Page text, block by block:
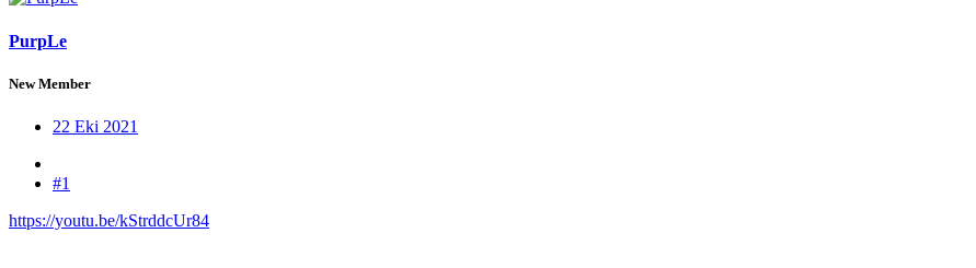
PurpLe
New Member
22 Eki 2021
#1
https://youtu.be/kStrddcUr84